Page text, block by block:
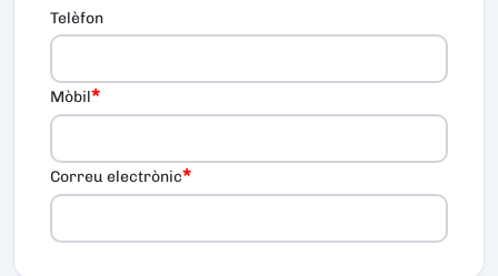
Telèfon
Mòbil*
Correu electrònic*